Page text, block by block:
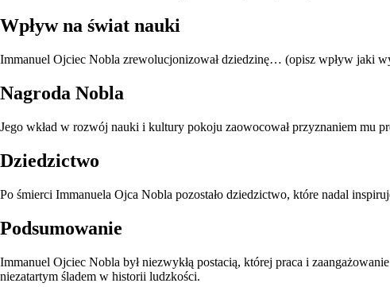
Wpływ na świat nauki
Immanuel Ojciec Nobla zrewolucjonizował dziedzinę… (opisz wpływ jaki
Nagroda Nobla
Jego wkład w rozwój nauki i kultury pokoju zaowocował przyznaniem
Dziedzictwo
Po śmierci Immanuela Ojca Nobla pozostało dziedzictwo, które nadal
Podsumowanie
Immanuel Ojciec Nobla był niezwykłą postacią, której praca i
niezatartym śladem w historii ludzkości.